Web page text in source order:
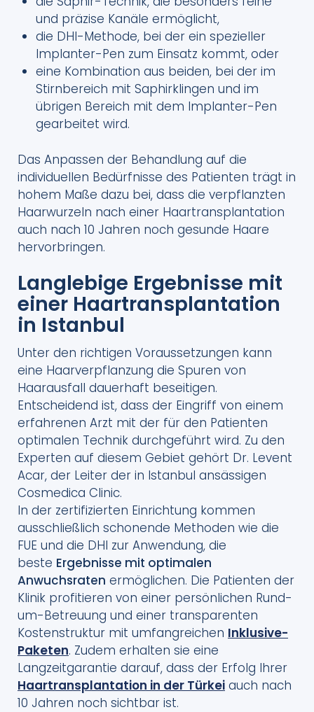
und präzise Kanäle ermöglicht,
die DHI-Methode, bei der ein spezieller
Implanter-Pen zum Einsatz kommt, oder
eine Kombination aus beiden, bei der im
Stirnbereich mit Saphirklingen und im
übrigen Bereich mit dem Implanter-Pen
gearbeitet wird.
Das Anpassen der Behandlung auf die
individuellen Bedürfnisse des Patienten trägt in
hohem Maße dazu bei, dass die verpflanzten
Haarwurzeln nach einer Haartransplantation
auch nach 10 Jahren noch gesunde Haare
hervorbringen.
Langlebige Ergebnisse mit
einer Haartransplantation
in Istanbul
Unter den richtigen Voraussetzungen kann
eine Haarverpflanzung die Spuren von
Haarausfall dauerhaft beseitigen.
Entscheidend ist, dass der Eingriff von einem
erfahrenen Arzt mit der für den Patienten
optimalen Technik durchgeführt wird. Zu den
Experten auf diesem Gebiet gehört Dr. Levent
Acar, der Leiter der in Istanbul ansässigen
Cosmedica Clinic.
In der zertifizierten Einrichtung kommen
ausschließlich schonende Methoden wie die
FUE und die DHI zur Anwendung, die
beste Ergebnisse mit optimalen
Anwuchsraten ermöglichen. Die Patienten der
Klinik profitieren von einer persönlichen Rund-
um-Betreuung und einer transparenten
Kostenstruktur mit umfangreichen Inklusive-
Paketen. Zudem erhalten sie eine
Langzeitgarantie darauf, dass der Erfolg Ihrer
Haartransplantation in der Türkei auch nach
10 Jahren noch sichtbar ist.